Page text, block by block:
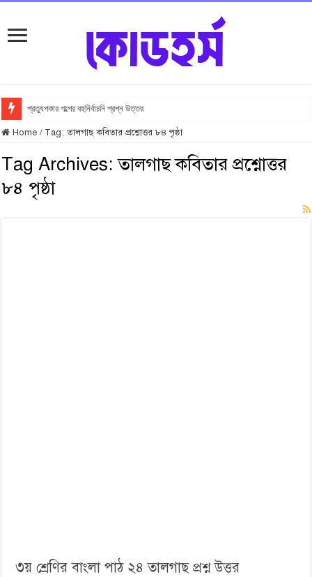
প্রত্যুপকার গল্পের বহুনির্বাচনি প্রশ্ন উত্তর
Home / Tag:তালগাছ কবিতার প্রশ্নোত্তর ৮৪ পৃষ্ঠা
Tag Archives:তালগাছ কবিতার প্রশ্নোত্তর
৮৪ পৃষ্ঠা
৩য় শ্রেণির বাংলা পাঠ ২৪ তালগাছ প্রশ্ন উত্তর